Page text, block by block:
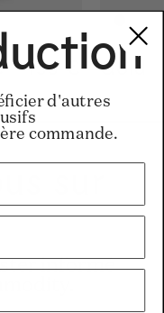
price
-155 €
Regular price
155€
Regular
34€ Gold
sur
informé
d'autres
commande.